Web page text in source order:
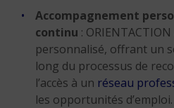
Accompagnement
continu :
personnalisé, offrant un
long du processus de
l’accès à un réseau
les opportunités d’emploi.